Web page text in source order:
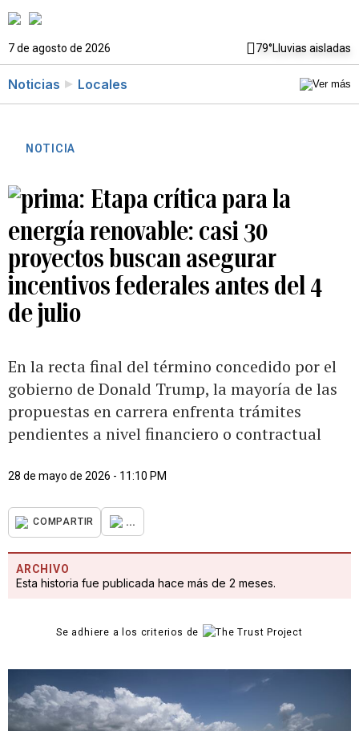
7 de agosto de 2026 79°Lluvias aisladas
Noticias Locales
NOTICIA
Etapa crítica para la
energía renovable: casi 30
proyectos buscan asegurar
incentivos federales antes del 4
de julio
En la recta final del término concedido por el
gobierno de Donald Trump, la mayoría de las
propuestas en carrera enfrenta trámites
pendientes a nivel financiero o contractual
28 de mayo de 2026 - 11:10 PM
COMPARTIR ...
ARCHIVO
Esta historia fue publicada hace más de 2 meses.
Se adhiere a los criterios de